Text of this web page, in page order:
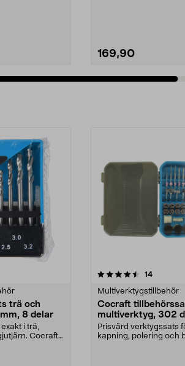
169,90
trä och
8 delar
i trä,
Cocraft
stjärnor 14
Multiverktygstillbehör
Cocraft
multiverktyg, 302
Prisvärd verktygssats
kapning, polering och
4.5 av 5